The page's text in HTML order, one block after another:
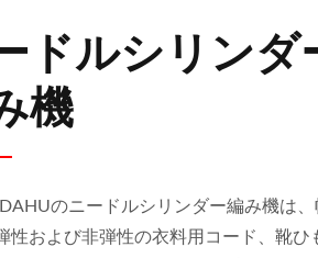
ドルシリンダ
機
のニードルシリンダー編み機は、
性および非弾性の衣料用コード、靴ひ